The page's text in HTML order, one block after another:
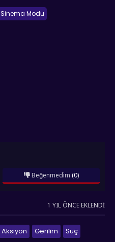
Sinema Modu
Beğenmedim (0)
1 YIL ÖNCE EKLENDI
Aksiyon Gerilim
Suç